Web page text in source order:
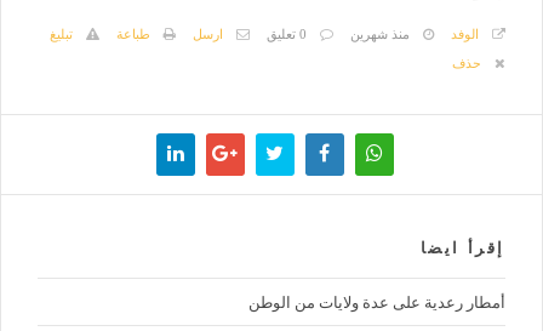
الوفد منذ شهرين 0 تعليق ارسل طباعة
تبليغ
حذف
إقرأ ايضا
أمطار رعدية على عدة ولايات من الوطن